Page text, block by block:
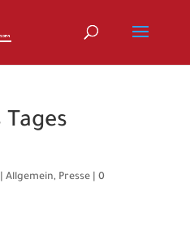
Allgemein, Presse| 0